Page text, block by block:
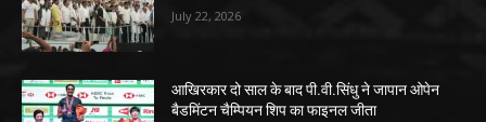
July 22, 2026
आखिरकार दो साल के बाद पी.वी.सिंधु ने जापान ओपेन
बैडमिंटन चैम्पियन शिप का फाइनल जीता